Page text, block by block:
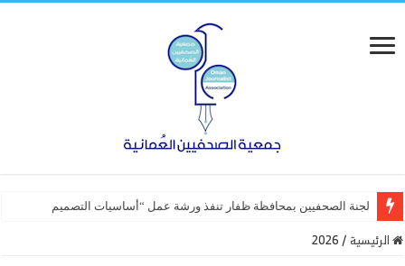
لجنة الصحفيين بمحافظة ظفار تنفذ ورشة عمل “أساسيات التصميم”
الرئيسية /
2026